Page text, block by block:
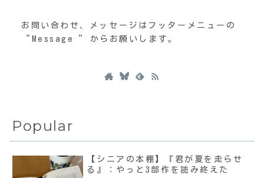
お問い合わせ、メッセージはフッターメニューの
“Message“ からお願いします。
Popular
【シニアの本棚】『君が夏を走らせ
る』：やっと3部作を読み終えた